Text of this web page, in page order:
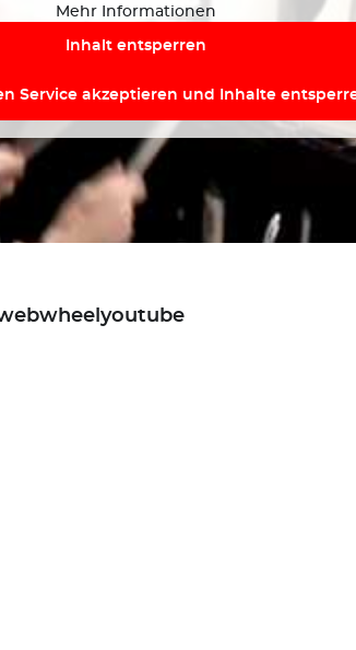
Mehr Informationen
Inhalt entsperren
Service akzeptieren und Inhalte
youtube